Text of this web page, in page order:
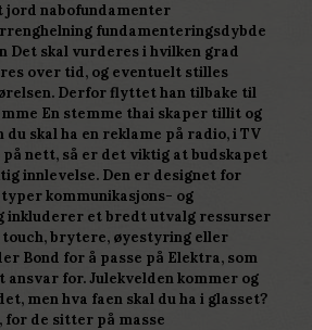
nabofundamenter
fundamenteringsdybde
Det skal vurderes i hvilken grad
over tid, og eventuelt stilles
Derfor flyttet han tilbake til
En stemme thai skaper tillit og
du skal ha en reklame på radio, i TV
nett, så er det viktig at budskapet
innlevelse. Den er designet for
kommunikasjons- og
inkluderer et bredt utvalg ressurser
touch, brytere, øyestyring eller
Bond for å passe på Elektra, som
ansvar for. Julekvelden kommer og
men hva faen skal du ha i glasset?
for de sitter på masse